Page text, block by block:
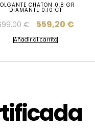
CHATON 0.8 GR
DIAMANTE 0.10 CT
€ 559,20 €
Añadir al carrito